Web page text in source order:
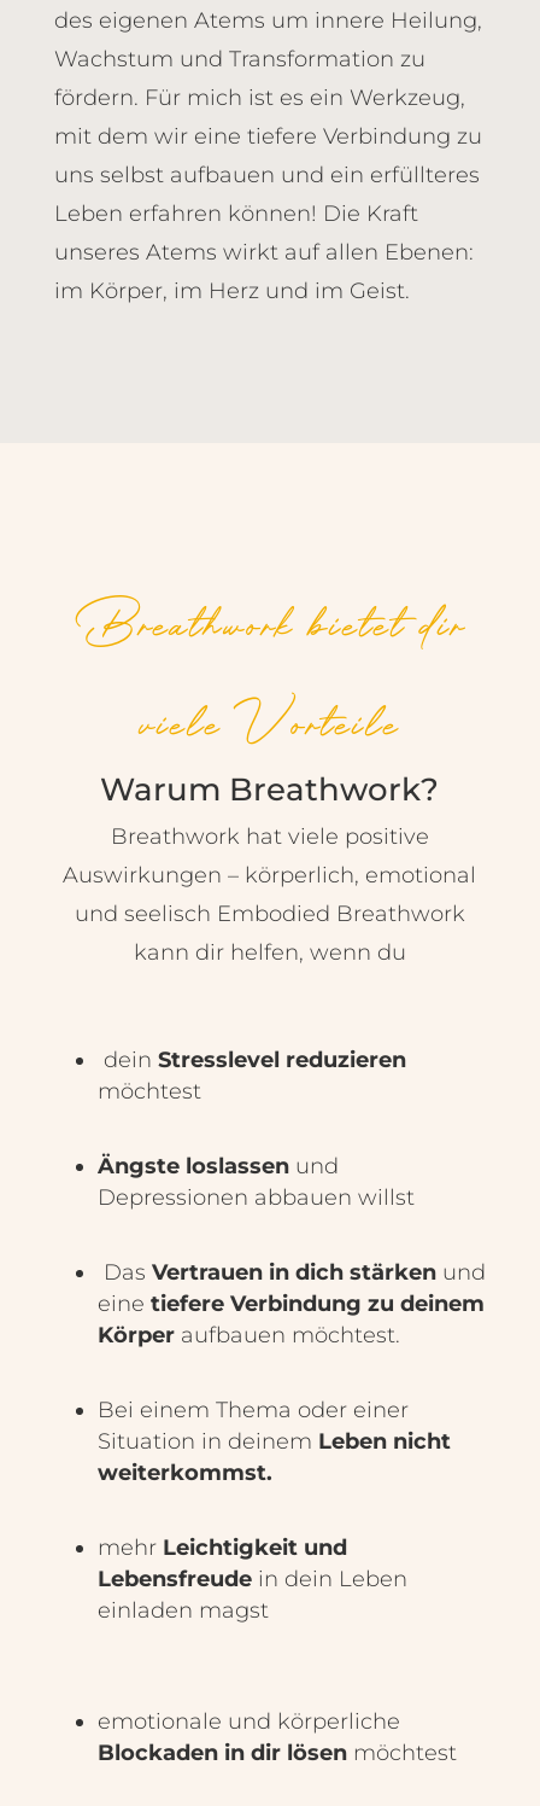
des eigenen Atems um innere Heilung,
Wachstum und Transformation zu
fördern. Für mich ist es ein Werkzeug,
mit dem wir eine tiefere Verbindung zu
uns selbst aufbauen und ein erfüllteres
Leben erfahren können! Die Kraft
unseres Atems wirkt auf allen Ebenen:
im Körper, im Herz und im Geist.
Breathwork bietet dir
viele Vorteile
Warum Breathwork?
Breathwork hat viele positive
Auswirkungen – körperlich, emotional
und seelisch Embodied Breathwork
kann dir helfen, wenn du
dein Stresslevel reduzieren
möchtest
Ängste loslassenund
Depressionen abbauen willst
Das Vertrauen in dich stärkenund
eine tiefere Verbindung zu deinem
Körperaufbauen möchtest.
Bei einem Thema oder einer
Situation in deinem Leben nicht
weiterkommst.
mehr Leichtigkeit und
Lebensfreudein dein Leben
einladen magst
emotionale und körperliche
Blockaden in dir lösenmöchtest